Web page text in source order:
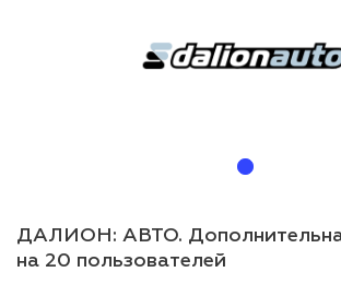
ДАЛИОН: АВТО.
на 20 пользователей